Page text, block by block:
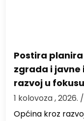
Postira
zgrada i
razvoj u
1 kolovoza , 2026.
Općina kroz